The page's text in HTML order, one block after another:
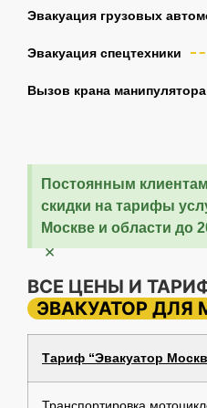
Эвакуация грузовых
Эвакуация спецтехники
Вызов крана манипулятора
Постоянным
скидки на тарифы
Москве и области до
×
ВСЕ ЦЕНЫ И
ЭВАКУАТОР ДЛЯ
Тариф “Эвакуатор
Транспортировка